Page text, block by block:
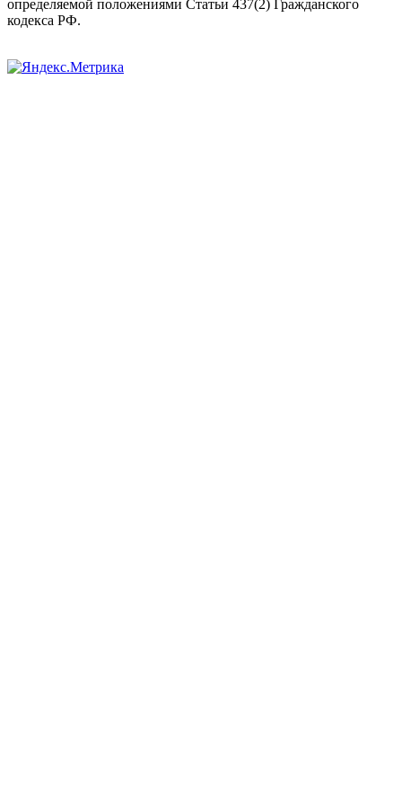
определяемой положениями Статьи 437(2) Гражданского
кодекса РФ.